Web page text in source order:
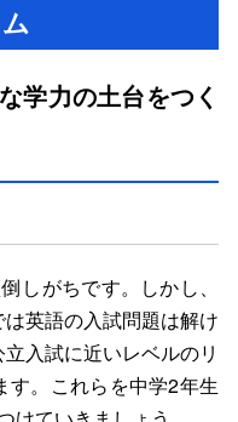
学力の土台をつく
しがちです。しかし、
英語の入試問題は解け
入試に近いレベルのリ
す。これらを中学2年生